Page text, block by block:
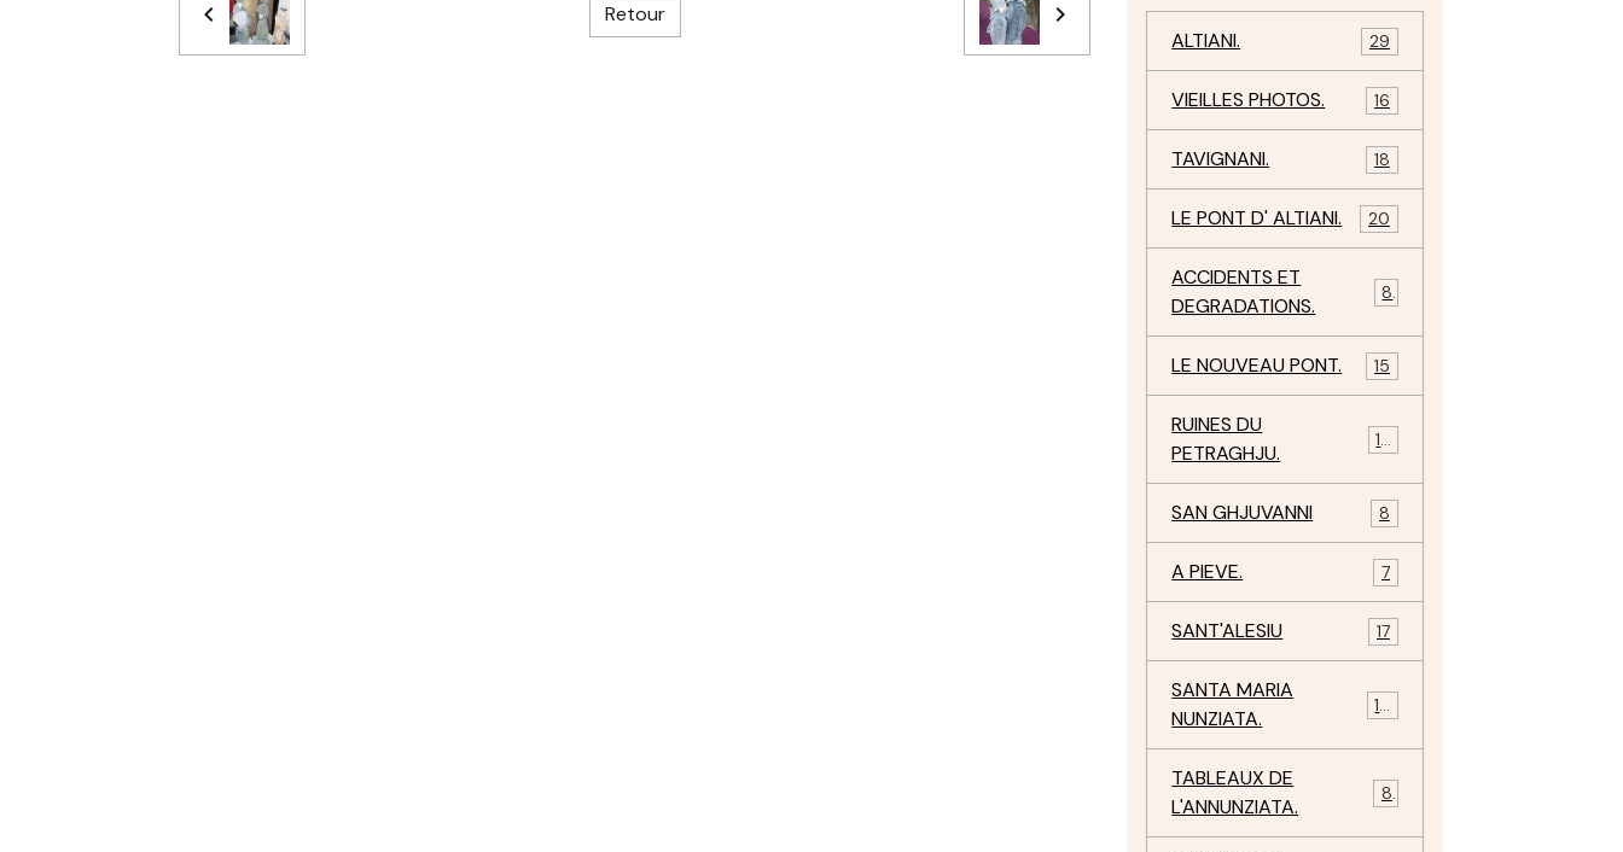
Retour
ALTIANI. 29
VIEILLES PHOTOS. 16
TAVIGNANI. 18
LE PONT D' ALTIANI. 20
ACCIDENTS ET
DEGRADATIONS.
8
LE NOUVEAU PONT. 15
RUINES DU
PETRAGHJU.
12
SAN GHJUVANNI 8
A PIEVE. 7
SANT'ALESIU 17
SANTA MARIA
NUNZIATA.
10
TABLEAUX DE
L'ANNUNZIATA.
8